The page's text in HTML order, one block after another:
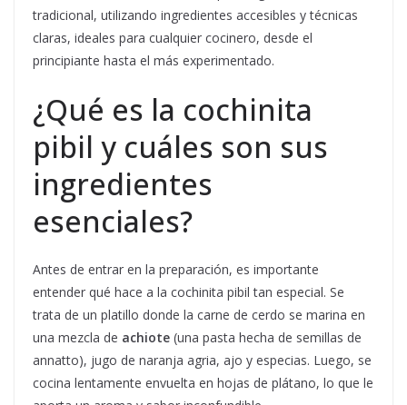
tradicional, utilizando ingredientes accesibles y técnicas
claras, ideales para cualquier cocinero, desde el
principiante hasta el más experimentado.
¿Qué es la cochinita
pibil y cuáles son sus
ingredientes
esenciales?
Antes de entrar en la preparación, es importante
entender qué hace a la cochinita pibil tan especial. Se
trata de un platillo donde la carne de cerdo se marina en
una mezcla de achiote (una pasta hecha de semillas de
annatto), jugo de naranja agria, ajo y especias. Luego, se
cocina lentamente envuelta en hojas de plátano, lo que le